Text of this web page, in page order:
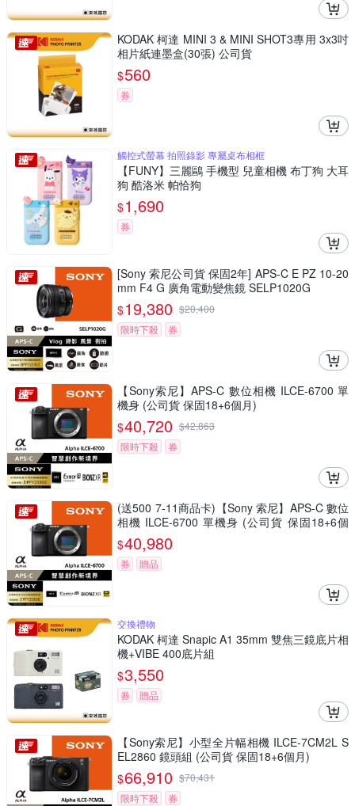
KODAK 柯達 MINI 3 & MINI SHOT3專用 3x3吋
相片紙連墨盒(30張) 公司貨
$560
券
觸控式螢幕 拍照錄影 專屬桌布相框
【FUNY】三麗鷗 手機型 兒童相機 布丁狗 大耳
狗 酷洛米 帕恰狗
$1,690
券
[Sony 索尼公司貨 保固2年] APS-C E PZ 10-20
mm F4 G 廣角電動變焦鏡 SELP1020G
$19,380 $20,400
限時下殺
券
【Sony索尼】APS-C 數位相機 ILCE-6700 單
機身 (公司貨 保固18+6個月)
$40,720 $42,863
限時下殺
券
(送500 7-11商品卡)【Sony 索尼】APS-C 數位
相機 ILCE-6700 單機身 (公司貨 保固18+6個
月)
$40,980
券 贈品
交換禮物
KODAK 柯達 Snapic A1 35mm 雙焦三鏡底片相
機+VIBE 400底片組
$3,550
券 贈品
【Sony索尼】小型全片幅相機 ILCE-7CM2L S
EL2860 鏡頭組 (公司貨 保固18+6個月)
$66,910 $70,431
限時下殺
券